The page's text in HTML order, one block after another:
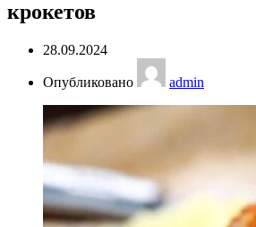
крокетов
28.09.2024
Опубликовано admin